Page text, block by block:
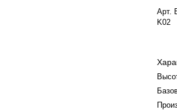
Арт.
K02